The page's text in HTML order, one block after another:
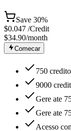
Save 30%
$0.047 /Credit
$34.90/month
Comecar
750
9000
Gere ate
Gere ate
Acesso